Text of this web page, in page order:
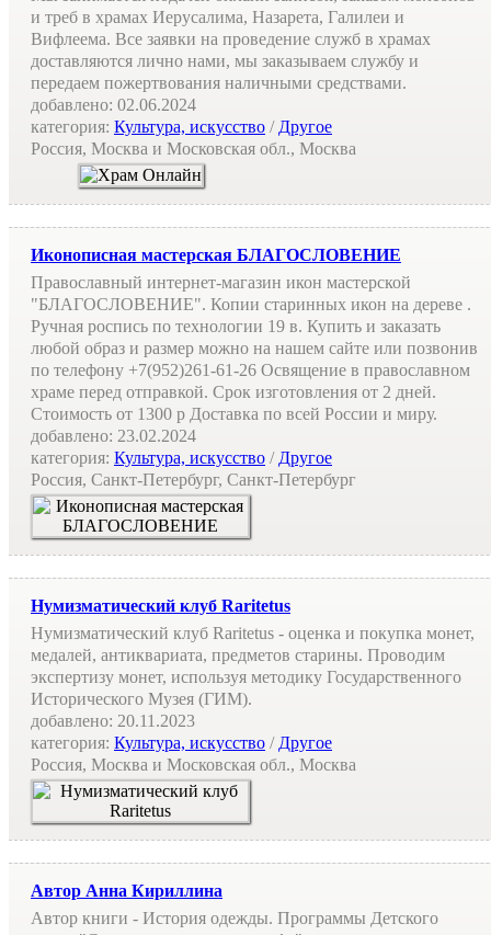
и треб в храмах Иерусалима, Назарета, Галилеи и
Вифлеема. Все заявки на проведение служб в храмах
доставляются лично нами, мы заказываем службу и
передаем пожертвования наличными средствами.
добавлено: 02.06.2024
категория: Культура, искусство /Другое
Россия, Москва и Московская обл., Москва
Иконописная мастерская БЛАГОСЛОВЕНИЕ
Православный интернет-магазин икон мастерской
"БЛАГОСЛОВЕНИЕ". Копии старинных икон на дереве .
Ручная роспись по технологии 19 в. Купить и заказать
любой образ и размер можно на нашем сайте или позвонив
по телефону +7(952)261-61-26 Освящение в православном
храме перед отправкой. Срок изготовления от 2 дней.
Стоимость от 1300 р Доставка по всей России и миру.
добавлено: 23.02.2024
категория: Культура, искусство /Другое
Россия, Санкт-Петербург, Санкт-Петербург
Нумизматический клуб Raritetus
Нумизматический клуб Raritetus - оценка и покупка монет,
медалей, антиквариата, предметов старины. Проводим
экспертизу монет, используя методику Государственного
Исторического Музея (ГИМ).
добавлено: 20.11.2023
категория: Культура, искусство /Другое
Россия, Москва и Московская обл., Москва
Автор Анна Кириллина
Автор книги - История одежды. Программы Детского